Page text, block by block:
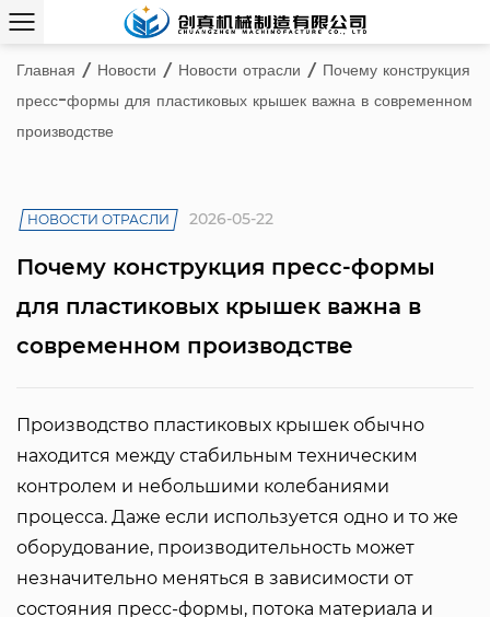
Главная / Новости / Новости отрасли / Почему конструкция
пресс-формы для пластиковых крышек важна в современном
производстве
НОВОСТИ ОТРАСЛИ 2026-05-22
Почему конструкция пресс-формы
для пластиковых крышек важна в
современном производстве
Производство пластиковых крышек обычно
находится между стабильным техническим
контролем и небольшими колебаниями
процесса. Даже если используется одно и то же
оборудование, производительность может
незначительно меняться в зависимости от
состояния пресс-формы, потока материала и